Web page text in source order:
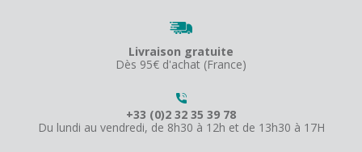
Livraison gratuite
Dès 95€ d'achat (France)
+33 (0)2 32 35 39 78
Du lundi au vendredi, de 8h30 à 12h et de 13h30 à 17H